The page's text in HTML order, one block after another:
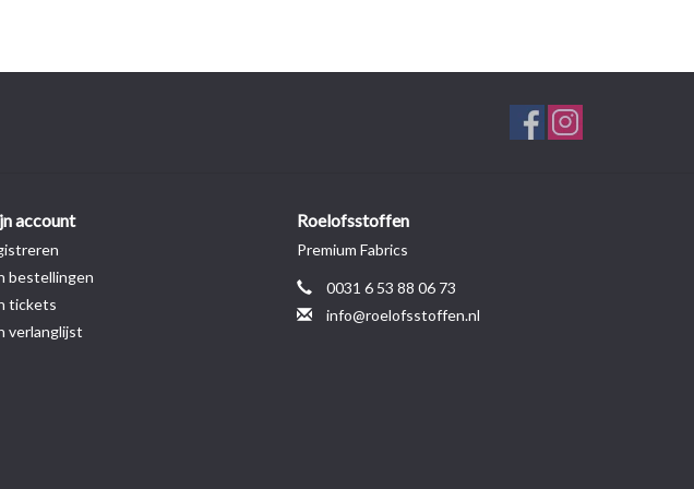
account
bestellingen
tickets
verlanglijst
Roelofsstoffen
Premium Fabrics
0031 6 53 88 06 73
info@roelofsstoffen.nl